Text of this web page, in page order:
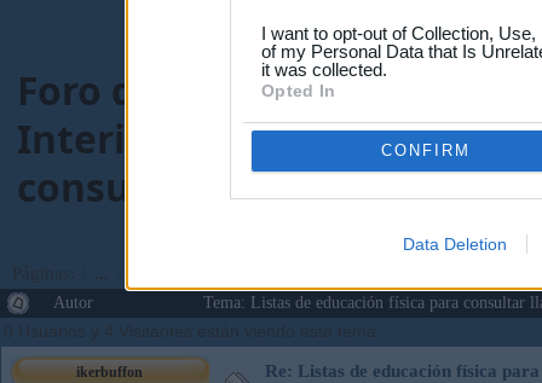
I want to opt-out of Collection,
of my Personal Data that Is
it was collected.
Opted In
CONFIRM
Data Deletion
Foro de Maestros25
Interinos-Maestros>
consultar
Páginas: ...
Autor
Tema: Listas de educación física para consultar
0 Usuarios y 4 Visitantes están viendo este tema.
ikerbuffon Re: Listas de educación física